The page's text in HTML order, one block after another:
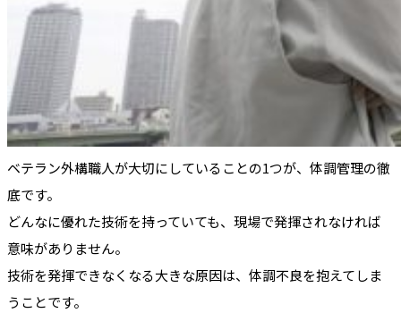
ベテラン外構職人が大切にしていることの1つが、体調管理の徹
底です。
どんなに優れた技術を持っていても、現場で発揮されなければ
意味がありません。
技術を発揮できなくなる大きな原因は、体調不良を抱えてしま
うことです。